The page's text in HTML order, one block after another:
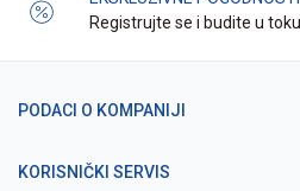
Registrujte se i budite u
PODACI O KOMPANIJI
KORISNIČKI SERVIS